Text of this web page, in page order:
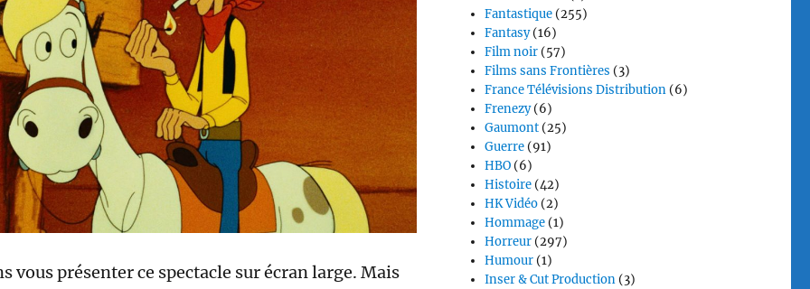
vous présenter ce spectacle sur écran large. Mais
Fantastique (255)
Fantasy(16)
Film noir (57)
Films sans Frontières (3)
France Télévisions Distribution (6)
Frenezy(6)
Gaumont (25)
Guerre (91)
HBO (6)
Histoire (42)
HK Vidéo (2)
Hommage (1)
Horreur (297)
Humour (1)
Inser & Cut Production (3)